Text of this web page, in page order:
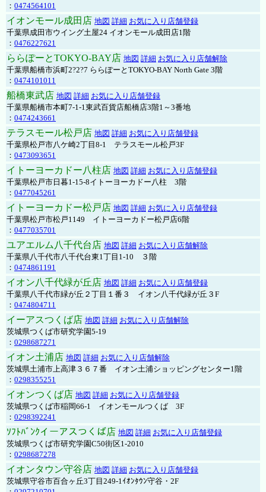
： 0474564101
イオンモール成田店 地図 詳細 お気に入り店舗登録
千葉県成田市ウイング土屋24 イオンモール成田店1階
： 0476227621
ららぽーとTOKYO-BAY店 地図 詳細 お気に入り店舗解除
千葉県船橋市浜町2?2?7 ららぽーとTOKYO-BAY North Gate 3階
： 0474101011
船橋東武店 地図 詳細 お気に入り店舗登録
千葉県船橋市本町7-1-1東武百貨店船橋店3階1～3番地
： 0474243661
テラスモール松戸店 地図 詳細 お気に入り店舗登録
千葉県松戸市八ケ崎2丁目8-1 テラスモール松戸3F
： 0473093651
イトーヨーカドー八柱店 地図 詳細 お気に入り店舗登録
千葉県松戸市日暮1-15-8イトーヨーカドー八柱 3階
： 0477045261
イトーヨーカドー松戸店 地図 詳細 お気に入り店舗登録
千葉県松戸市松戸1149 イトーヨーカドー松戸店6階
： 0477035701
ユアエルム八千代台店 地図 詳細 お気に入り店舗解除
千葉県八千代市八千代台東1丁目1-10 ３階
： 0474861191
イオン八千代緑が丘店 地図 詳細 お気に入り店舗登録
千葉県八千代市緑が丘２丁目１番３ イオン八千代緑が丘３F
： 0474804711
イーアスつくば店 地図 詳細 お気に入り店舗解除
茨城県つくば市研究学園5-19
： 0298687271
イオン土浦店 地図 詳細 お気に入り店舗解除
茨城県土浦市上高津３６７番 イオン土浦ショッピングセンター1階
： 0298355251
イオンつくば店 地図 詳細 お気に入り店舗登録
茨城県つくば市稲岡66-1 イオンモールつくば 3F
： 0298392241
ｿﾌﾄﾊﾞﾝｸイーアスつくば店 地図 詳細 お気に入り店舗登録
茨城県つくば市研究学園C50街区1-2010
： 0298687278
イオンタウン守谷店 地図 詳細 お気に入り店舗登録
茨城県守谷市百合ヶ丘3丁目249-1ｲｵﾝﾀｳﾝ守谷・2F